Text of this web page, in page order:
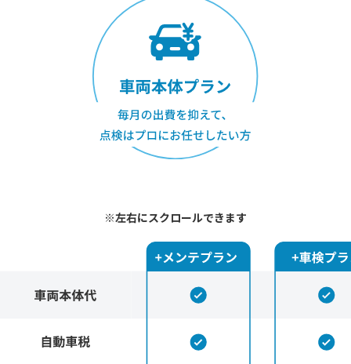
※左右にスクロールできます